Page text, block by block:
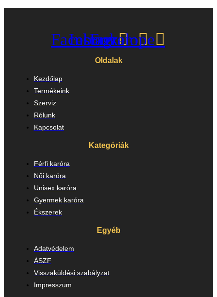
Facebook
Instagram
Envelope
Oldalak
Kezdőlap
Termékeink
Szerviz
Rólunk
Kapcsolat
Kategóriák
Férfi karóra
Női karóra
Unisex karóra
Gyermek karóra
Ékszerek
Egyéb
Adatvédelem
ÁSZF
Visszaküldési szabályzat
Impresszum